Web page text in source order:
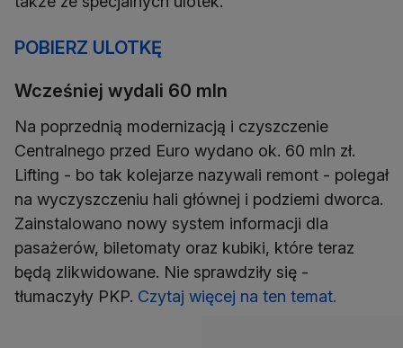
POBIERZ ULOTKĘ
Wcześniej wydali 60 mln
Na poprzednią modernizacją i czyszczenie
Centralnego przed Euro wydano ok. 60 mln zł.
Lifting - bo tak kolejarze nazywali remont - polegał
na wyczyszczeniu hali głównej i podziemi dworca.
Zainstalowano nowy system informacji dla
pasażerów, biletomaty oraz kubiki, które teraz
będą zlikwidowane. Nie sprawdziły się -
tłumaczyły PKP. Czytaj więcej na ten temat.